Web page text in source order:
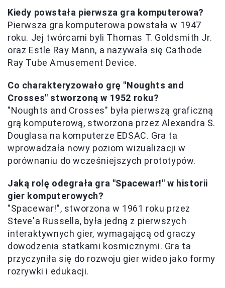
Kiedy powstała pierwsza gra komputerowa?
Pierwsza gra komputerowa powstała w 1947
roku. Jej twórcami byli Thomas T. Goldsmith Jr.
oraz Estle Ray Mann, a nazywała się Cathode
Ray Tube Amusement Device.
Co charakteryzowało grę "Noughts and
Crosses" stworzoną w 1952 roku?
"Noughts and Crosses" była pierwszą graficzną
grą komputerową, stworzona przez Alexandra S.
Douglasa na komputerze EDSAC. Gra ta
wprowadzała nowy poziom wizualizacji w
porównaniu do wcześniejszych prototypów.
Jaką rolę odegrała gra "Spacewar!" w historii
gier komputerowych?
"Spacewar!", stworzona w 1961 roku przez
Steve'a Russella, była jedną z pierwszych
interaktywnych gier, wymagającą od graczy
dowodzenia statkami kosmicznymi. Gra ta
przyczyniła się do rozwoju gier wideo jako formy
rozrywki i edukacji.